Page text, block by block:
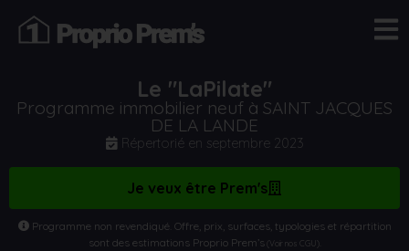
Le "LaPilate"
Programme immobilier neuf à SAINT JACQUES
DE LA LANDE
Répertorié en septembre 2023
Je veux être Prem's
Programme non revendiqué. Offre, prix, surfaces, typologies et répartition
sont des estimations Proprio Prem’s(Voir nos CGU)